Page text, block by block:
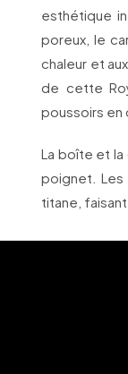
esthétique
poreux, le
chaleur et
de cette
poussoirs en
La boîte et la
poignet. Les
titane,